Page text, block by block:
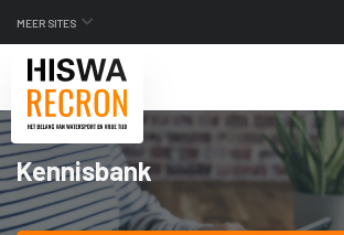
MEER SITES
Kennisbank